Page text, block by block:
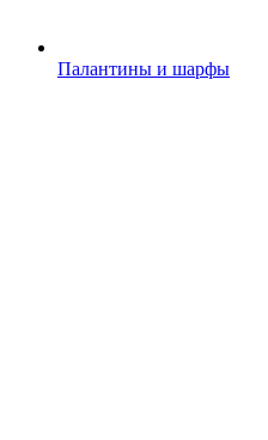
Палантины и шарфы